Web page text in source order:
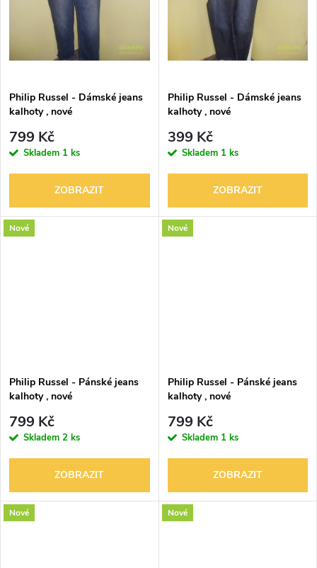
t
ů
t
ů
Philip Russel - Dámské jeans
kalhoty , nové
799 Kč
Skladem 1 ks
ZOBRAZIT
Philip Russel - Dámské jeans
kalhoty , nové
399 Kč
Skladem 1 ks
ZOBRAZIT
Nové
Philip Russel - Pánské jeans
kalhoty , nové
799 Kč
Skladem 2 ks
ZOBRAZIT
Nové
Philip Russel - Pánské jeans
kalhoty , nové
799 Kč
Skladem 1 ks
ZOBRAZIT
Nové Nové